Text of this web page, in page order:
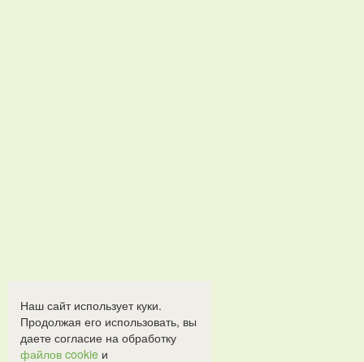
Наш сайт использует куки.
Продолжая его использовать, вы
даете согласие на обработку
файлов cookie и